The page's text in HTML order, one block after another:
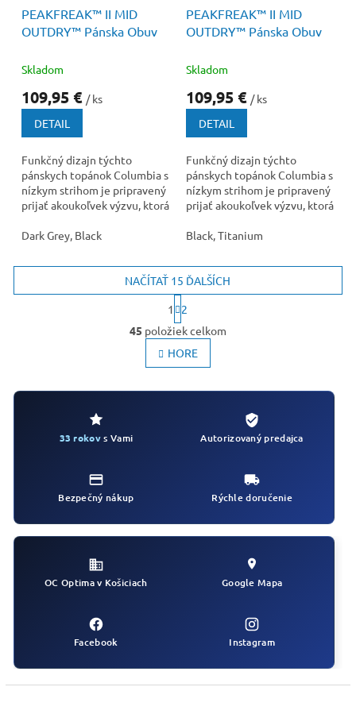
PEAKFREAK™ II MID
OUTDRY™ Pánska Obuv
Skladom
109,95 € / ks
DETAIL
Funkčný dizajn týchto
pánskych topánok Columbia s
nízkym strihom je pripravený
prijať akoukoľvek výzvu, ktorá
Dark Grey, Black
PEAKFREAK™ II MID
OUTDRY™ Pánska Obuv
Skladom
109,95 € / ks
DETAIL
Funkčný dizajn týchto
pánskych topánok Columbia s
nízkym strihom je pripravený
prijať akoukoľvek výzvu, ktorá
Black, Titanium
O
v
l
á
v
NAČÍTAŤ 15 ĎALŠÍCH
S
t
r
á
n
k
v
1
2
45 položiek celkom
HORE
33 rokovs Vami Autorizovaný predajca
Bezpečný nákup Rýchle doručenie
OC Optima v Košiciach Google Mapa
Facebook Instagram
Z